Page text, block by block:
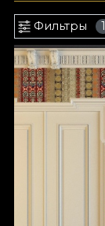
Фильтры 1